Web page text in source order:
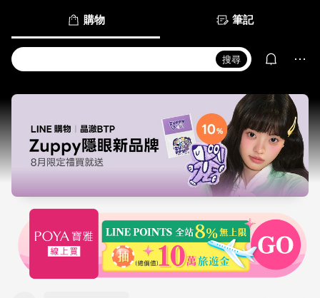
購物 筆記
搜尋